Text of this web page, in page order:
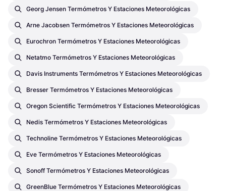
Georg Jensen Termómetros Y Estaciones Meteorológicas
Arne Jacobsen Termómetros Y Estaciones Meteorológicas
Eurochron Termómetros Y Estaciones Meteorológicas
Netatmo Termómetros Y Estaciones Meteorológicas
Davis Instruments Termómetros Y Estaciones Meteorológicas
Bresser Termómetros Y Estaciones Meteorológicas
Oregon Scientific Termómetros Y Estaciones Meteorológicas
Nedis Termómetros Y Estaciones Meteorológicas
Technoline Termómetros Y Estaciones Meteorológicas
Eve Termómetros Y Estaciones Meteorológicas
Sonoff Termómetros Y Estaciones Meteorológicas
GreenBlue Termómetros Y Estaciones Meteorológicas